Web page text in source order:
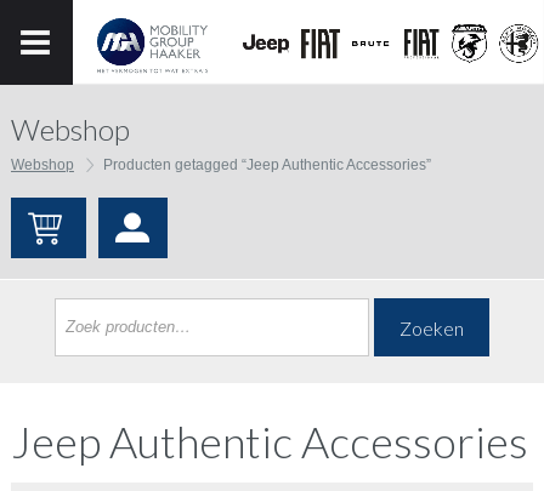
Webshop
Webshop Producten getagged “Jeep Authentic Accessories”
Zoeken
Jeep Authentic Accessories